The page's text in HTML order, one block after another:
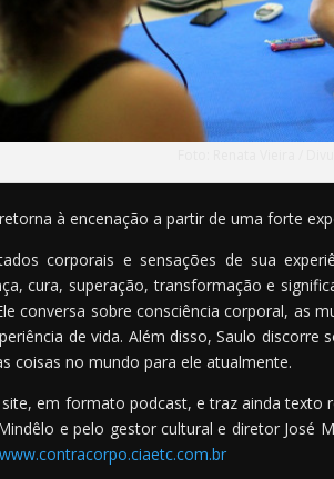
à encenação a partir de uma forte
corporais e sensações de sua
cura, superação, transformação e
conversa sobre consciência corporal, as
de vida. Além disso, Saulo
coisas no mundo para ele atualmente.
em formato podcast, e traz ainda texto
e pelo gestor cultural e diretor José
www.contracorpo.ciaetc.com.br